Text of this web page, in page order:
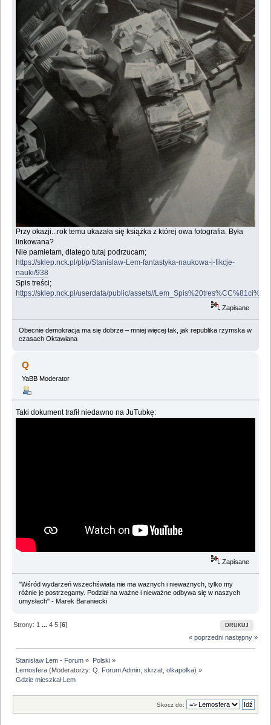
Przy okazji...rok temu ukazała się książka z której owa fotografia. Była
linkowana?
Nie pamietam, dlatego tutaj podrzucam;
https://sklep.nck.pl/pl/p/Stanislaw-Lem-fantastyka-naukowa-i-fikcje-
nauki/938
Spis treści;
https://sklep.nck.pl/userdata/public/assets//
Zapisane
Obecnie demokracja ma się dobrze – mniej więcej tak, jak republika rzymska w
czasach Oktawiana
Q
YaBB Moderator
Taki dokument trafił niedawno na JuTubkę:
Zapisane
"Wśród wydarzeń wszechświata nie ma ważnych i nieważnych, tylko my
różnie je postrzegamy. Podział na ważne i nieważne odbywa się w naszych
umysłach" - Marek Baraniecki
DRUKUJ
Strony: 1 ...4 5 [6]
« poprzedni następny »
Stanisław Lem - Forum » Polski»
Lemosfera (Moderatorzy:Q Forum Admin ,skrzat ,olkapolka) »
Gdzie mieszkał Lem
Skocz do: